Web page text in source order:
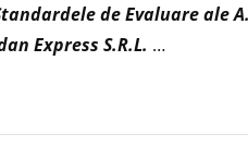
de Evaluare ale
Express S.R.L. …